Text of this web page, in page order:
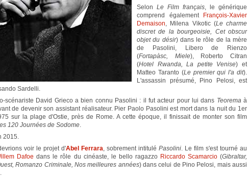
Selon Le Film français, le générique
comprend également
François-Xavier
Demaison, Milena Vikotic (Le charme
discret de la bourgeoisie, Cet obscur
objet du désir) dans le rôle de la mère
de Pasolini, Libero de Rienzo
(Fortapàsc, Miele), Roberto Citran
(Hotel Rwanda, La petite Venise) et
Matteo Taranto (Le premier qui l'a dit).
L'assassin présumé, Pino Pelosi, est
Sardelli.
scénariste David Grieco a bien connu Pasolini : il fut acteur pour lui dans Teoremaà
de devenir son assistant réalisateur. Pier Paolo Pasolini est mort dans la nuit du 1er
sur la plage d'Ostie, près de Rome. A cette époque, il finissait de monter son film
120 Journées de Sodome.
2015.
voir le projet d'Abel Ferrara, sobrement intitulé Pasolini. Le film s'est tourné au
Dafoe dans le rôle du cinéaste, le bello ragazzo Riccardo Scamarcio(Gibraltar,
Romanzo Criminale, Nos meilleures années) dans celui de Pino Pelosi, mais aussi
.